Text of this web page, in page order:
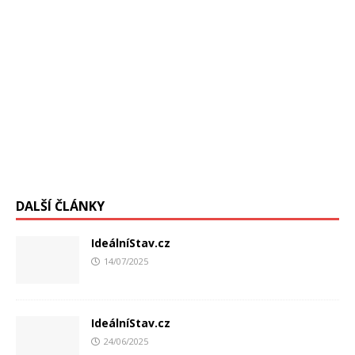
DALŠÍ ČLÁNKY
IdeálníStav.cz
14/07/2025
IdeálníStav.cz
24/06/2025